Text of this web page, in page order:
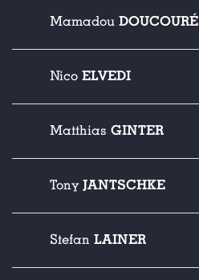
Mamadou DOUCOURÉ
Nico ELVEDI
Matthias GINTER
Tony JANTSCHKE
Stefan LAINER